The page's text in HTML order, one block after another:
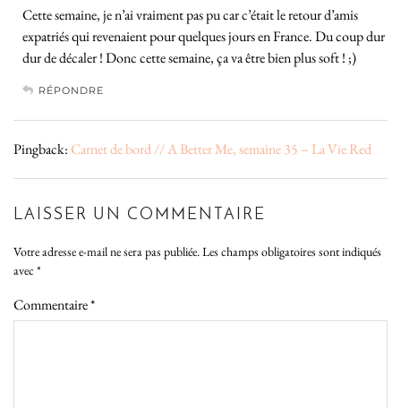
Cette semaine, je n’ai vraiment pas pu car c’était le retour d’amis
expatriés qui revenaient pour quelques jours en France. Du coup dur
dur de décaler ! Donc cette semaine, ça va être bien plus soft ! ;)
RÉPONDRE
Pingback:Carnet de bord // A Better Me, semaine 35 – La Vie Red
LAISSER UN COMMENTAIRE
Votre adresse e-mail ne sera pas publiée.Les champs obligatoires sont indiqués
avec *
Commentaire*